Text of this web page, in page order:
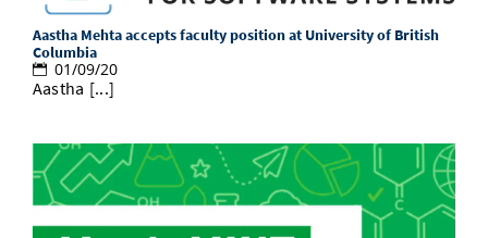
Aastha Mehta accepts faculty position at University of British
Columbia
01/09/20
Aastha [...]